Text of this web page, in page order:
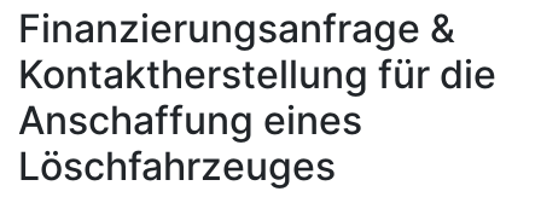
Finanzierungsanfrage &
Kontaktherstellung für die
Anschaffung eines
Löschfahrzeuges